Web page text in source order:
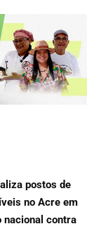
postos de
no Acre em
nacional contra